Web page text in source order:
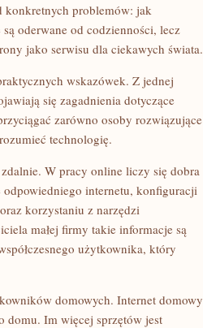
konkretnych problemów: jak
oderwane od codzienności, lecz
jako serwisu dla ciekawych świata.
wskazówek. Z jednej
się zagadnienia dotyczące
zarówno osoby rozwiązujące
technologię.
W pracy online liczy się dobra
odpowiedniego internetu, konfiguracji
korzystaniu z narzędzi
małej firmy takie informacje są
użytkownika, który
domowych. Internet domowy
domu. Im więcej sprzętów jest